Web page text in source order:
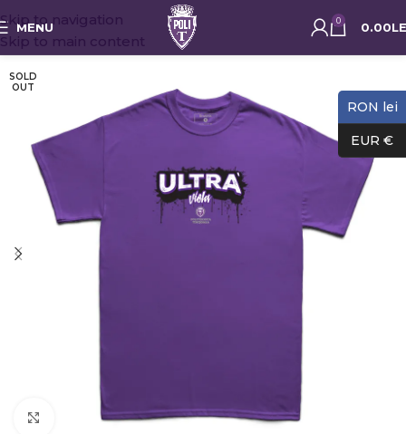
Skip to navigation
Skip to main content
MENU 0 0.00
SOLD
OUT
Click to enlarge
RON lei
EUR €